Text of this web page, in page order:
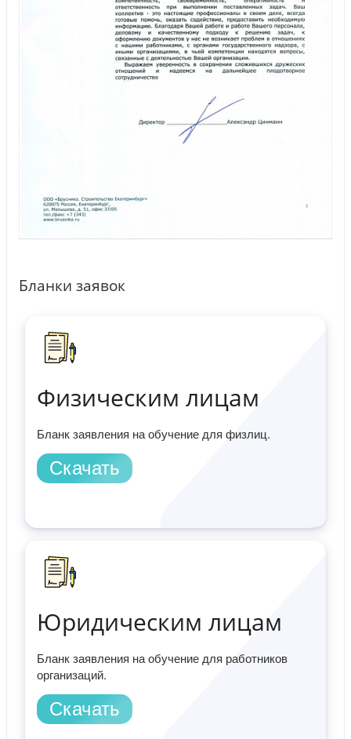
Бланки заявок
Физическим лицам
Бланк заявления на обучение для физлиц.
Скачать
Юридическим лицам
Бланк заявления на обучение для работников
организаций.
Скачать